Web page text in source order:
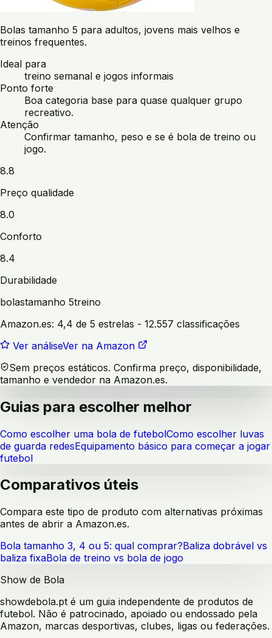
Bolas tamanho 5 para adultos, jovens mais velhos e
treinos frequentes.
Ideal para
treino semanal e jogos informais
Ponto forte
Boa categoria base para quase qualquer grupo
recreativo.
Atenção
Confirmar tamanho, peso e se é bola de treino ou
jogo.
8.8
Preço qualidade
8.0
Conforto
8.4
Durabilidade
bolastamanho 5treino
Amazon.es: 4,4 de 5 estrelas - 12.557 classificações
Ver análiseVer na Amazon
Sem preços estáticos. Confirma preço, disponibilidade,
tamanho e vendedor na Amazon.es.
Guias para escolher melhor
Como escolher uma bola de futebolComo escolher luvas
de guarda redesEquipamento básico para começar a jogar
futebol
Comparativos úteis
Compara este tipo de produto com alternativas próximas
antes de abrir a Amazon.es.
Bola tamanho 3, 4 ou 5: qual comprar?Baliza dobrável vs
baliza fixaBola de treino vs bola de jogo
Show de Bola
showdebola.pt é um guia independente de produtos de
futebol. Não é patrocinado, apoiado ou endossado pela
Amazon, marcas desportivas, clubes, ligas ou federações.